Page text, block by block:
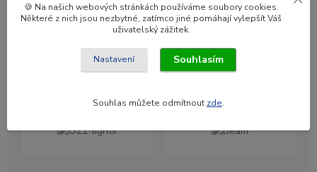
🍪 Na našich webových stránkách používáme soubory cookies.
Některé z nich jsou nezbytné, zatímco jiné pomáhají vylepšít Váš
uživatelský zážitek.
Nastavení Souhlasím
Souhlas můžete odmítnout zde.